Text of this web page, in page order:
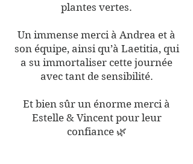
plantes vertes.
Un immense merci à Andrea et à
son équipe, ainsi qu’à Laetitia, qui
a su immortaliser cette journée
avec tant de sensibilité.
Et bien sûr un énorme merci à
Estelle & Vincent pour leur
confiance 🌿